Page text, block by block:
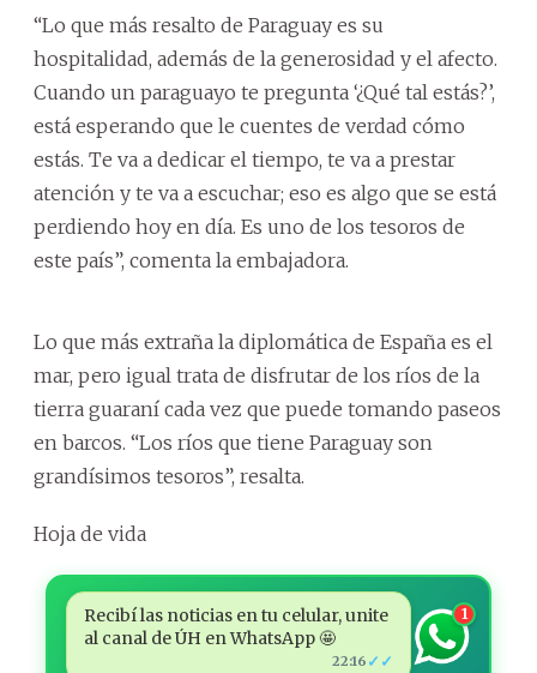
“Lo que más resalto de Paraguay es su
hospitalidad, además de la generosidad y el afecto.
Cuando un paraguayo te pregunta ‘¿Qué tal estás?’,
está esperando que le cuentes de verdad cómo
estás. Te va a dedicar el tiempo, te va a prestar
atención y te va a escuchar; eso es algo que se está
perdiendo hoy en día. Es uno de los tesoros de
este país”, comenta la embajadora.
Lo que más extraña la diplomática de España es el
mar, pero igual trata de disfrutar de los ríos de la
tierra guaraní cada vez que puede tomando paseos
en barcos. “Los ríos que tiene Paraguay son
grandísimos tesoros”, resalta.
Hoja de vida
Recibí las noticias en tu celular, unite
al canal de ÚH en WhatsApp 🤩
22:16 ✓✓
1